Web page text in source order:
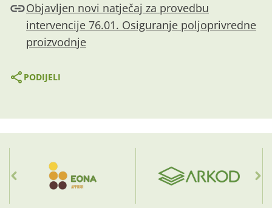
Objavljen novi natječaj za provedbu
intervencije 76.01. Osiguranje poljoprivredne
proizvodnje
PODIJELI